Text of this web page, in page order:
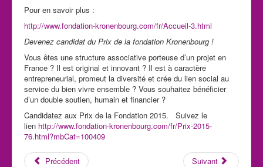
Pour en savoir plus :
http://www.fondation-kronenbourg.com/fr/Accueil-3.html
Devenez candidat du Prix de la fondation Kronenbourg !
Vous êtes une structure associative porteuse d’un projet en
France ? Il est original et innovant ? Il est à caractère
entrepreneurial, promeut la diversité et crée du lien social au
service du bien vivre ensemble ? Vous souhaitez bénéficier
d’un double soutien, humain et financier ?
Candidatez aux Prix de la Fondation 2015. Suivez le
lien http://www.fondation-kronenbourg.com/fr/Prix-2015-
76.html?mbCat=100409
Précédent Suivant